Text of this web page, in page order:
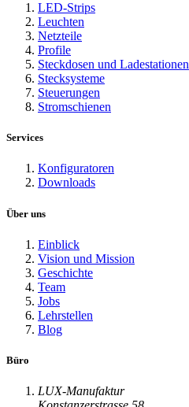
LED-Strips
Leuchten
Netzteile
Profile
Steckdosen und Ladestationen
Stecksysteme
Steuerungen
Stromschienen
Services
Konfiguratoren
Downloads
Über uns
Einblick
Vision und Mission
Geschichte
Team
Jobs
Lehrstellen
Blog
Büro
LUX-Manufaktur